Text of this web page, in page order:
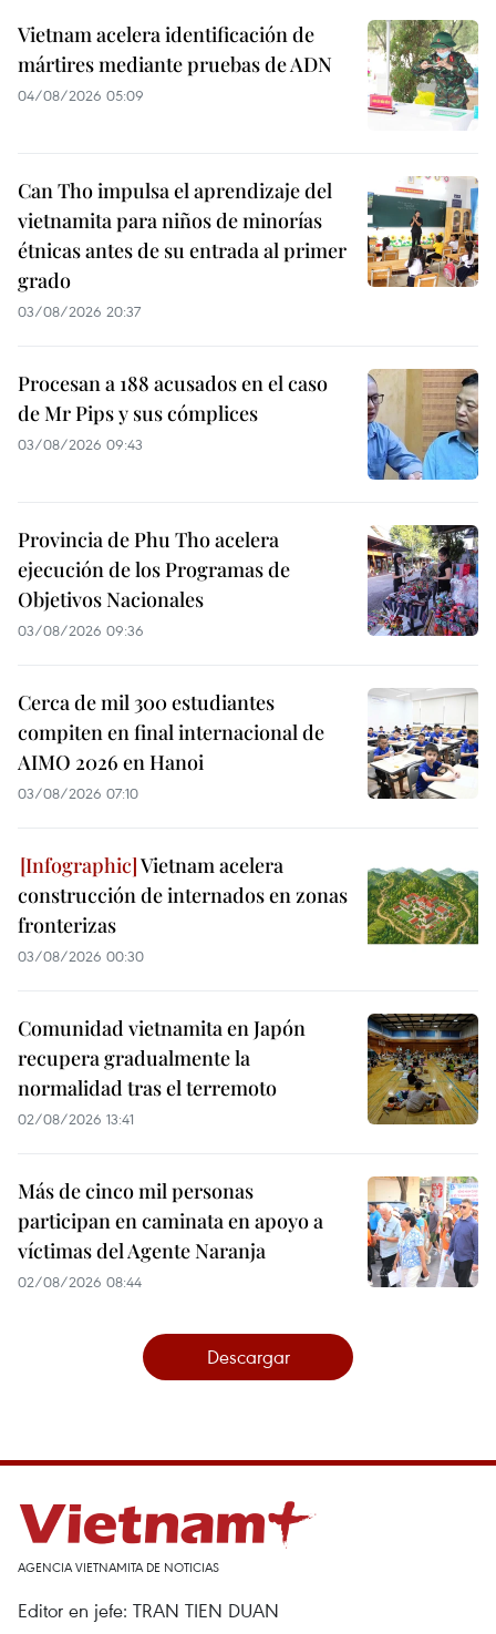
Vietnam acelera identificación de
mártires mediante pruebas de ADN
04/08/2026 05:09
Can Tho impulsa el aprendizaje del
vietnamita para niños de minorías
étnicas antes de su entrada al primer
grado
03/08/2026 20:37
Procesan a 188 acusados en el caso
de Mr Pips y sus cómplices
03/08/2026 09:43
Provincia de Phu Tho acelera
ejecución de los Programas de
Objetivos Nacionales
03/08/2026 09:36
Cerca de mil 300 estudiantes
compiten en final internacional de
AIMO 2026 en Hanoi
03/08/2026 07:10
Vietnam acelera
construcción de internados en zonas
fronterizas
03/08/2026 00:30
Comunidad vietnamita en Japón
recupera gradualmente la
normalidad tras el terremoto
02/08/2026 13:41
Más de cinco mil personas
participan en caminata en apoyo a
víctimas del Agente Naranja
02/08/2026 08:44
Descargar
AGENCIA VIETNAMITA DE NOTICIAS
Editor en jefe: TRAN TIEN DUAN